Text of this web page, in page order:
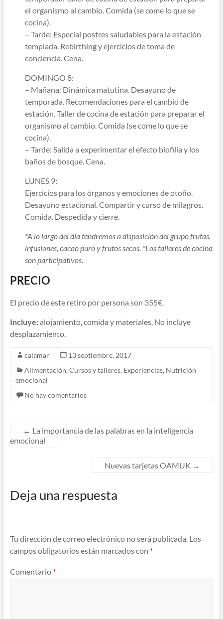
el organismo al cambio. Comida (se come lo que se
cocina).
– Tarde: Especial postres saludables para la estación
templada. Rebirthing y ejercicios de toma de
conciencia. Cena.
DOMINGO 8:
– Mañana: Dinámica matutina. Desayuno de
temporada. Recomendaciones para el cambio de
estación. Taller de cocina de estación para preparar el
organismo al cambio. Comida (se come lo que se
cocina).
– Tarde: Salida a experimentar el efecto biofilia y los
baños de bosque. Cena.
LUNES 9:
Ejercicios para los órganos y emociones de otoño.
Desayuno estacional. Compartir y curso de milagros.
Comida. Despedida y cierre.
*A lo largo del día tendremos a disposición del grupo frutas,
infusiones, cacao puro y frutos secos. *Los talleres de cocina
son participativos.
PRECIO
El precio de este retiro por persona son 355€.
Incluye:alojamiento, comida y materiales. No incluye
desplazamiento.
calamar
13 septiembre, 2017
Alimentación, Cursos y talleres, Experiencias, Nutrición
emocional
No hay comentarios
← La importancia de las palabras en la inteligencia
emocional
Nuevas tarjetas OAMUK →
Deja una respuesta
Tu dirección de correo electrónico no será publicada. Los
campos obligatorios están marcados con *
Comentario *